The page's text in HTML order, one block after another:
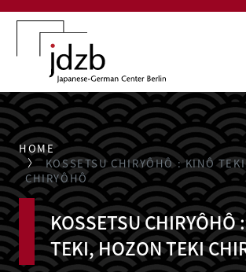
Skip to main content
HOME
KOSSETSU CHIRYÔHÔ : KINÔ
CHIRYÔHÔ
KOSSETSU CHIRYÔHÔ
TEKI, HOZON TEKI